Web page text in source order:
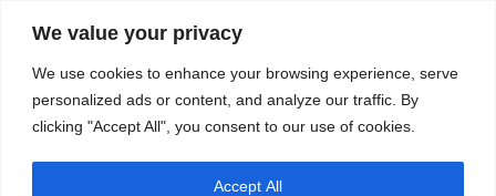
We value your privacy
We use cookies to enhance your browsing experience, serve
personalized ads or content, and analyze our traffic. By
clicking "Accept All", you consent to our use of cookies.
Accept All
contenuto
5 Agosto 2026